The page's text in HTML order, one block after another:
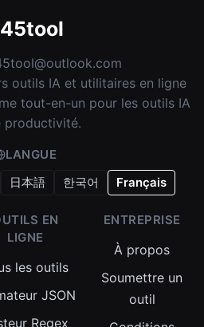
outils IA et utilitaires en ligne
tout-en-un pour les outils IA
productivité.
LANGUE
日本語 한국어 Français
EN
LIGNE
les outils
JSON
Regex
ENTREPRISE
À propos
Soumettre un
outil